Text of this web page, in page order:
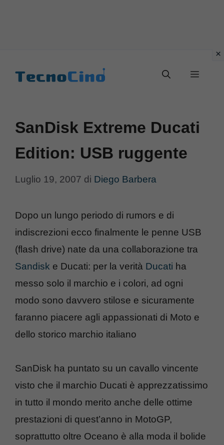
Menu
SanDisk Extreme Ducati
Edition: USB ruggente
Luglio 19, 2007 di Diego Barbera
Dopo un lungo periodo di rumors e di
indiscrezioni ecco finalmente le penne USB
(flash drive) nate da una collaborazione tra
Sandisk e Ducati: per la verità Ducati ha
messo solo il marchio e i colori, ad ogni
modo sono davvero stilose e sicuramente
faranno piacere agli appassionati di Moto e
dello storico marchio italiano
SanDisk ha puntato su un cavallo vincente
visto che il marchio Ducati è apprezzatissimo
in tutto il mondo merito anche delle ottime
prestazioni di quest’anno in MotoGP,
soprattutto oltre Oceano è alla moda il bolide